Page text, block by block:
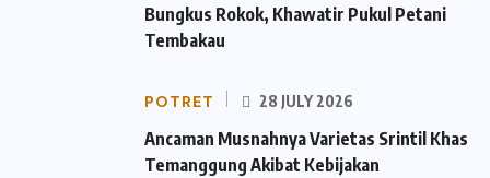
Bungkus Rokok, Khawatir Pukul Petani
Tembakau
POTRET 28 JULY 2026
Ancaman Musnahnya Varietas Srintil Khas
Temanggung Akibat Kebijakan